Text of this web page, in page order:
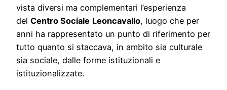
vista diversi ma complementari l’esperienza
del Centro Sociale Leoncavallo, luogo che per
anni ha rappresentato un punto di riferimento per
tutto quanto si staccava, in ambito sia culturale
sia sociale, dalle forme istituzionali e
istituzionalizzate.